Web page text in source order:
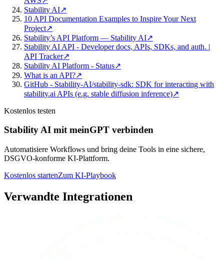
Stability AI↗
10 API Documentation Examples to Inspire Your Next
Project↗
Stability’s API Platform — Stability AI↗
Stability AI API - Developer docs, APIs, SDKs, and auth. |
API Tracker↗
Stability AI Platform - Status↗
What is an API?↗
GitHub - Stability-AI/stability-sdk: SDK for interacting with
stability.ai APIs (e.g. stable diffusion inference)↗
Kostenlos testen
Stability AI mit meinGPT verbinden
Automatisiere Workflows und bring deine Tools in eine sichere,
DSGVO-konforme KI-Plattform.
Kostenlos startenZum KI-Playbook
Verwandte Integrationen